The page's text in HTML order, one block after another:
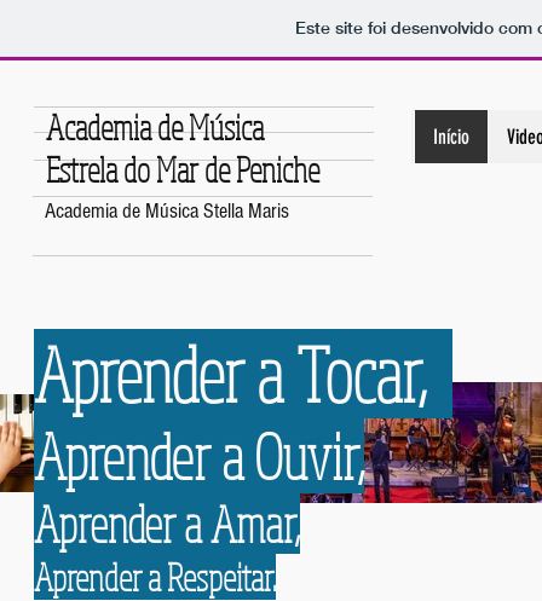
Este site foi desenvolvido
Academia de Música
Estrela do Mar de Peniche
Academia de Música Stella Maris
Início
Aprender a Tocar,
Aprender a Ouvir,
Aprender a Amar,
Aprender a Respeitar.